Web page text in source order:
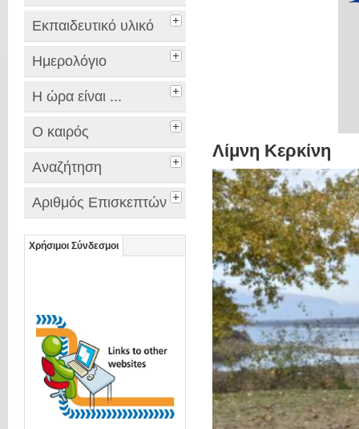
Εκπαιδευτικό υλικό
Ημερολόγιο
Η ώρα είναι ...
Ο καιρός
Αναζήτηση
Αριθμός Επισκεπτών
Χρήσιμοι Σύνδεσμοι
Λίμνη Κερκίνη